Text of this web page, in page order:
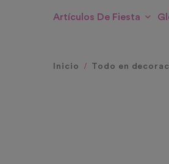
Artículos De Fiesta
Inicio Todo en